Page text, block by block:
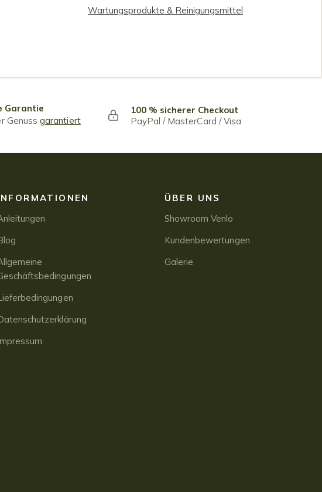
Wartungsprodukte & Reinigungsmittel
Garantie
Genussgarantiert
100 % sicherer Checkout
PayPal / MasterCard / Visa
ÜBER UNS
Showroom Venlo
Kundenbewertungen
Galerie